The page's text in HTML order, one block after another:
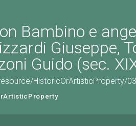
Bambino e
Giuseppe,
Guido (sec.
HistoricOrArtisticProperty/